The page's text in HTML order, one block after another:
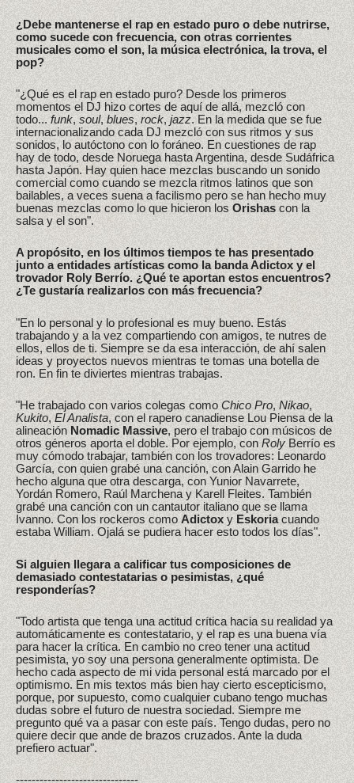
¿Debe mantenerse el rap en estado puro o debe nutrirse,
como sucede con frecuencia, con otras corrientes
musicales como el son, la música electrónica, la trova, el
pop?
"¿Qué es el rap en estado puro? Desde los primeros
momentos el DJ hizo cortes de aquí de allá, mezcló con
todo... funk,soul,blues,rock,jazz. En la medida que se fue
internacionalizando cada DJ mezcló con sus ritmos y sus
sonidos, lo autóctono con lo foráneo. En cuestiones de rap
hay de todo, desde Noruega hasta Argentina, desde Sudáfrica
hasta Japón. Hay quien hace mezclas buscando un sonido
comercial como cuando se mezcla ritmos latinos que son
bailables, a veces suena a facilismo pero se han hecho muy
buenas mezclas como lo que hicieron losOrishascon la
salsa y el son".
A propósito, en los últimos tiempos te has presentado
junto a entidades artísticas como la banda Adictox y el
trovador Roly Berrío. ¿Qué te aportan estos encuentros?
¿Te gustaría realizarlos con más frecuencia?
"En lo personal y lo profesional es muy bueno. Estás
trabajando y a la vez compartiendo con amigos, te nutres de
ellos, ellos de ti. Siempre se da esa interacción, de ahí salen
ideas y proyectos nuevos mientras te tomas una botella de
ron. En fin te diviertes mientras trabajas.
"He trabajado con varios colegas comoChico Pro,Nikao,
Kukito,El Analista, con el rapero canadiense Lou Piensa de la
alineaciónNomadic Massive, pero el trabajo con músicos de
otros géneros aporta el doble. Por ejemplo, conRolyBerrío es
muy cómodo trabajar, también con los trovadores: Leonardo
García, con quien grabé una canción, con Alain Garrido he
hecho alguna que otra descarga, con Yunior Navarrete,
Yordán Romero, Raúl Marchena y Karell Fleites. También
grabé una canción con un cantautor italiano que se llama
Ivanno. Con los rockeros comoAdictoxyEskoriacuando
estaba William. Ojalá se pudiera hacer esto todos los días".
Si alguien llegara a calificar tus composiciones de
demasiado contestatarias o pesimistas, ¿qué
responderías?
"Todo artista que tenga una actitud crítica hacia su realidad ya
automáticamente es contestatario, y el rap es una buena vía
para hacer la crítica. En cambio no creo tener una actitud
pesimista, yo soy una persona generalmente optimista. De
hecho cada aspecto de mi vida personal está marcado por el
optimismo. En mis textos más bien hay cierto escepticismo,
porque, por supuesto, como cualquier cubano tengo muchas
dudas sobre el futuro de nuestra sociedad. Siempre me
pregunto qué va a pasar con este país. Tengo dudas, pero no
quiere decir que ande de brazos cruzados. Ante la duda
prefiero actuar".
-------------------------------